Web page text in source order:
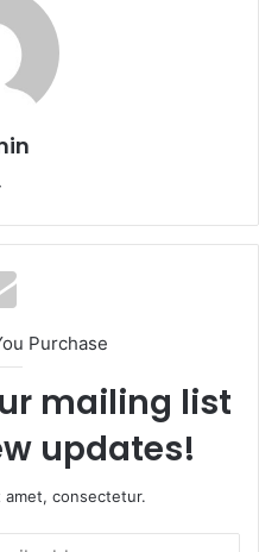
b
s
i
e
Purchase
mailing list
updates!
amet, consectetur.